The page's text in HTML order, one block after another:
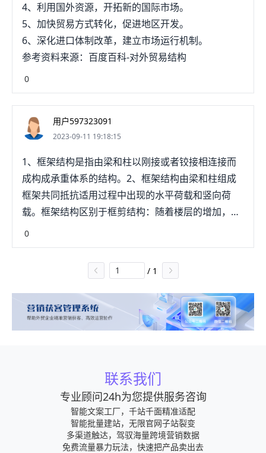
4、利用国外资源，开拓新的国际市场。
5、加快贸易方式转化，促进地区开发。
6、深化进口体制改革，建立市场运行机制。
参考资料来源：百度百科-对外贸易结构
0
用户597323091
2023-09-11 19:18:15
1、框架结构是指由梁和柱以刚接或者铰接相连接而
成构成承重体系的结构。2、框架结构由梁和柱组成
框架共同抵抗适用过程中出现的水平荷载和竖向荷
载。框架结构区别于框剪结构：随着楼层的增加，水
平力和竖向荷载的增加，为控制水平参数（比如位移
等）和控制柱截面，设计部分框架柱为200mm厚
（或更厚）乱渣的剪力墙，墙和柱之间由框架梁连接
并划分楼板。3、框架结构一般用预制的加气混凝
土、膨胀珍珠岩、空心砖或多孔砖、浮石、蛭石、陶
粒等轻质板材等材料砌筑或装配而成。由于框剪结构
中的剪力墙侧向刚度比框架的侧向刚度大得多，在水
度的要求，柱子截面往往很大，很不经济，也减少了
使用面积。框架哗桐悄结构梁端箍筋加密区的长度、
轮团箍筋最大间距和最小直径应按表12-29采用，当
梁端纵向受拉钢筋配筋率大于2%时，表中箍筋最小直
径数值应增大2mm。
0
/ 1
联系我们
专业顾问24h为您提供服务咨询
智能文案工厂，千站千面精准适配
智能批量建站，无限官网子站裂变
多渠道触达，驾驭海量跨境营销数据
免费流量暴力玩法，快速把产品卖出去